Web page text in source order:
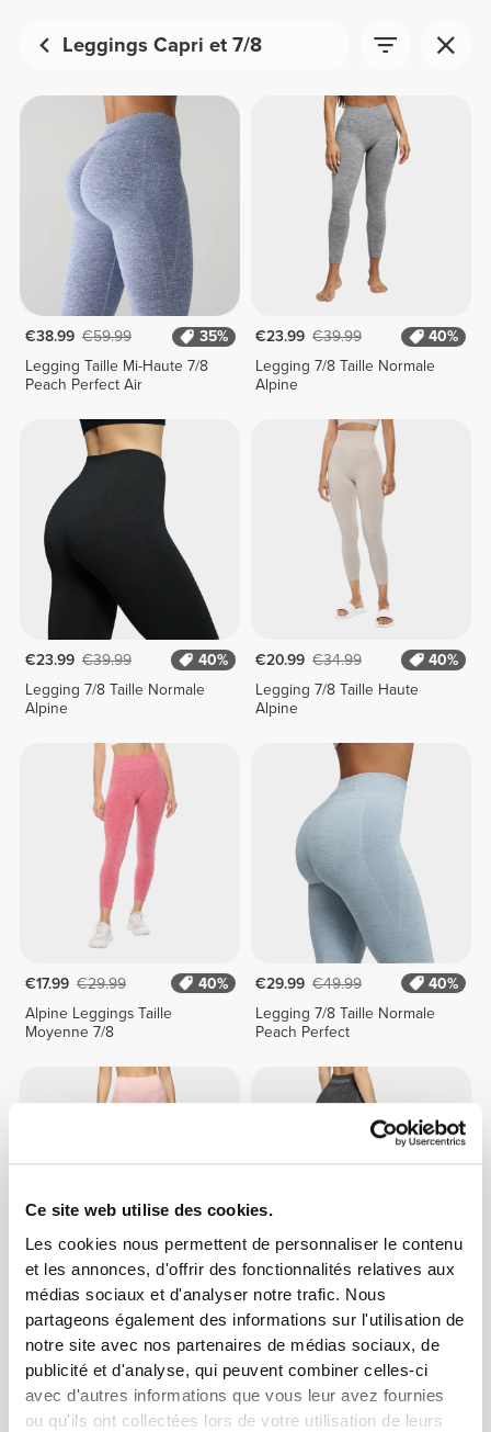
Ce site web utilise des cookies.
Les cookies nous permettent de personnaliser le contenu
et les annonces, d'offrir des fonctionnalités relatives aux
médias sociaux et d'analyser notre trafic. Nous
partageons également des informations sur l'utilisation de
notre site avec nos partenaires de médias sociaux, de
publicité et d'analyse, qui peuvent combiner celles-ci
avec d'autres informations que vous leur avez fournies
ou qu'ils ont collectées lors de votre utilisation de leurs
Leggings Capri et 7/8
€38.99 €59.99
35%
Legging Taille Mi-Haute 7/8
Peach Perfect Air
€23.99 €39.99
40%
Legging 7/8 Taille Normale
Alpine
€23.99 €39.99
40%
Legging 7/8 Taille Normale
Alpine
€20.99 €34.99
40%
Legging 7/8 Taille Haute
Alpine
€17.99 €29.99
40%
Alpine Leggings Taille
Moyenne 7/8
€29.99 €49.99
40%
Legging 7/8 Taille Normale
Peach Perfect
€17.50 €34.99
50%
AirFlow Leggings Taille
Moyenne 7/8
€29.99 €49.99
Legging 7/8 Taille Normale
Peach Perfect